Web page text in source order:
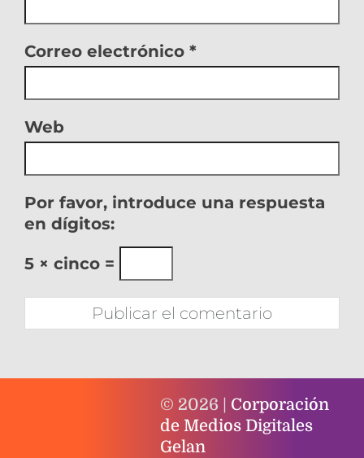
Correo electrónico *
Web
Por favor, introduce una respuesta
en dígitos:
5 × cinco =
© 2026 | Corporación
de Medios Digitales
Gelan